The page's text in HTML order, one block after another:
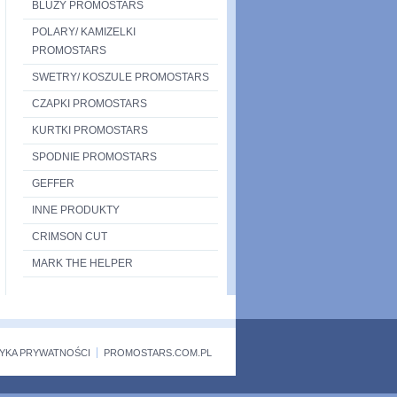
BLUZY PROMOSTARS
POLARY/ KAMIZELKI
PROMOSTARS
SWETRY/ KOSZULE PROMOSTARS
CZAPKI PROMOSTARS
KURTKI PROMOSTARS
SPODNIE PROMOSTARS
GEFFER
INNE PRODUKTY
CRIMSON CUT
MARK THE HELPER
PRYWATNOŚCI PROMOSTARS.COM.PL